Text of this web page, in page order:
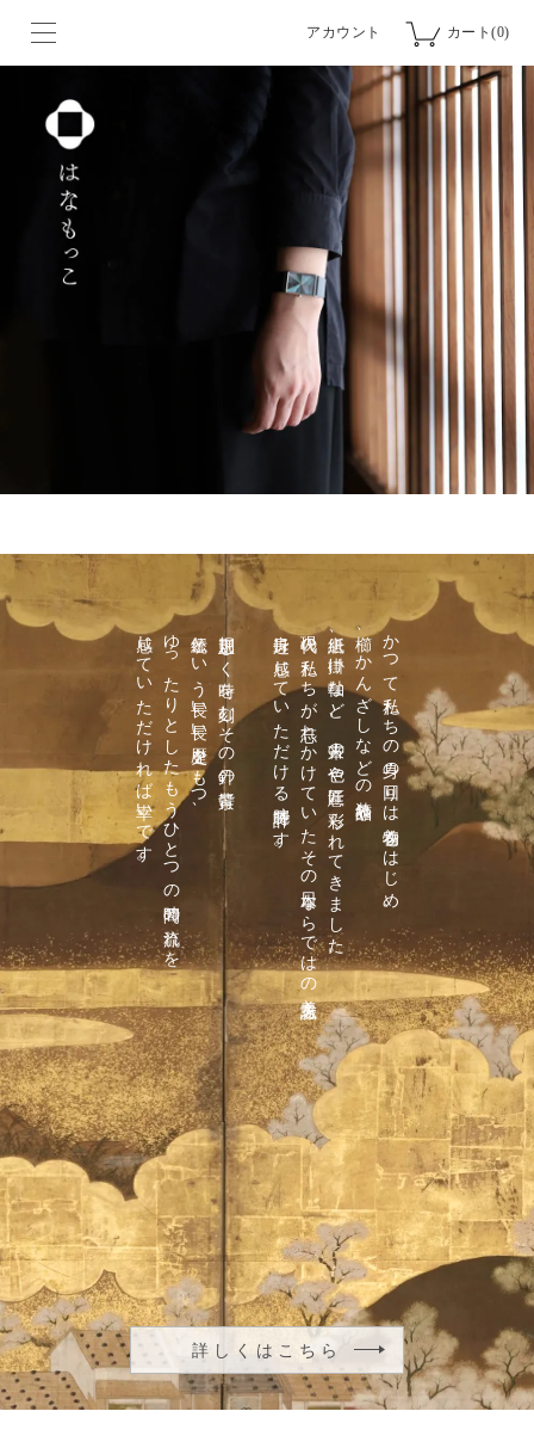
アカウント カート(0)
かつて私たちの身の回りは着物をはじめ、
櫛、かんざしなどの装飾品や
唐紙、掛け軸など、古来の色や意匠に彩られてきました。
現代の私たちが忘れかけていたその日本ならではの美意識を
身近に感じていただける腕時計です。
規則正しく時を刻むその針の背景に、
伝統という長い長い歴史をもつ、
ゆったりとしたもうひとつの時間の流れを
感じていただければ幸いです。
詳しくはこちら